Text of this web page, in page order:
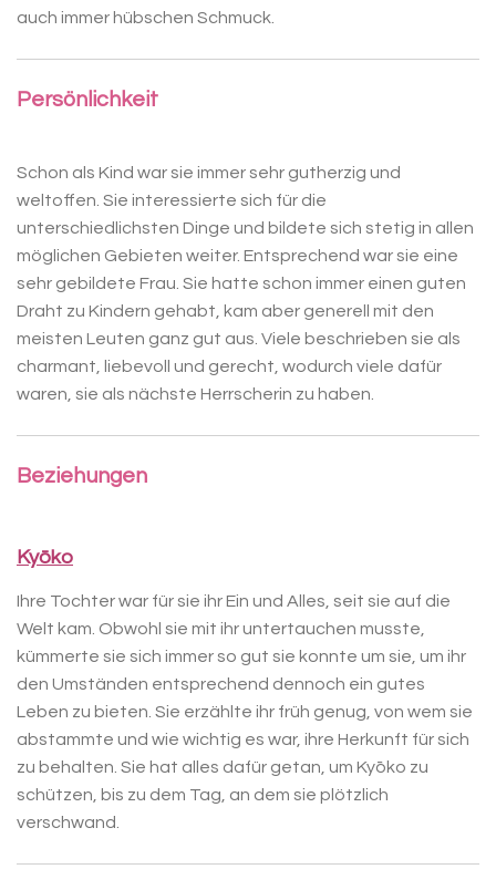
auch immer hübschen Schmuck.
Persönlichkeit
Schon als Kind war sie immer sehr gutherzig und
weltoffen. Sie interessierte sich für die
unterschiedlichsten Dinge und bildete sich stetig in allen
möglichen Gebieten weiter. Entsprechend war sie eine
sehr gebildete Frau. Sie hatte schon immer einen guten
Draht zu Kindern gehabt, kam aber generell mit den
meisten Leuten ganz gut aus. Viele beschrieben sie als
charmant, liebevoll und gerecht, wodurch viele dafür
waren, sie als nächste Herrscherin zu haben.
Beziehungen
Kyōko
Ihre Tochter war für sie ihr Ein und Alles, seit sie auf die
Welt kam. Obwohl sie mit ihr untertauchen musste,
kümmerte sie sich immer so gut sie konnte um sie, um ihr
den Umständen entsprechend dennoch ein gutes
Leben zu bieten. Sie erzählte ihr früh genug, von wem sie
abstammte und wie wichtig es war, ihre Herkunft für sich
zu behalten. Sie hat alles dafür getan, um Kyōko zu
schützen, bis zu dem Tag, an dem sie plötzlich
verschwand.